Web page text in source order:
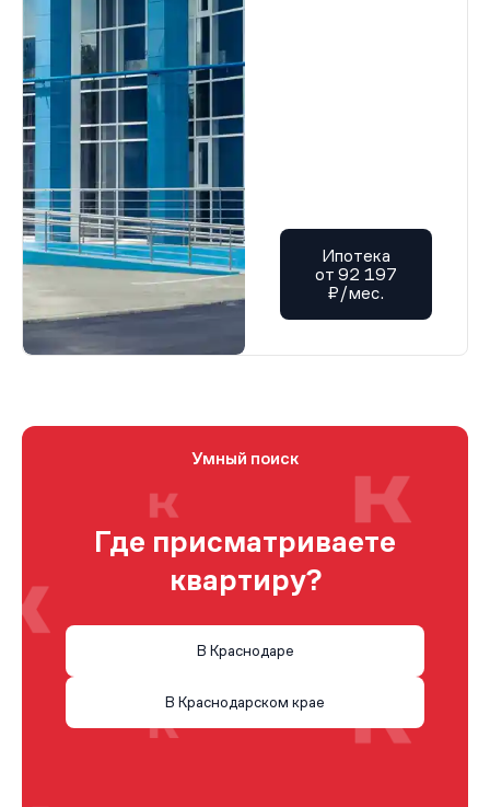
Ипотека
от 92 197
₽/мес.
Умный поиск
Где присматриваете
квартиру?
В Краснодаре
В Краснодарском крае